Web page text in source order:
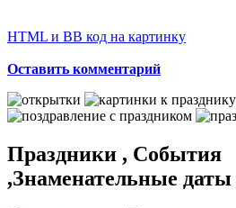
HTML и BB код на картинку
Оставить комментарий
Праздники , События
,Знаменательные даты